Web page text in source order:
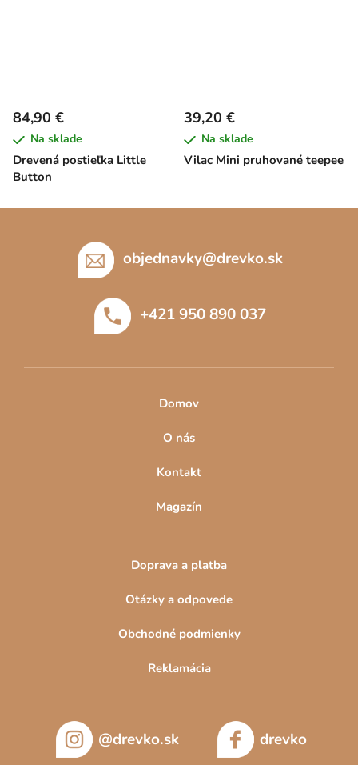
Drevená postieľka Little
Button
84,90 €
Na sklade
Vilac Mini pruhované teepee
39,20 €
Na sklade
objednavky@drevko.sk
+421 950 890 037
Domov
O nás
Kontakt
Magazín
Doprava a platba
Otázky a odpovede
Obchodné podmienky
Reklamácia
@drevko.sk drevko